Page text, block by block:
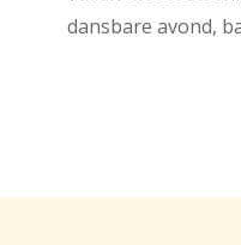
dansbare avond,